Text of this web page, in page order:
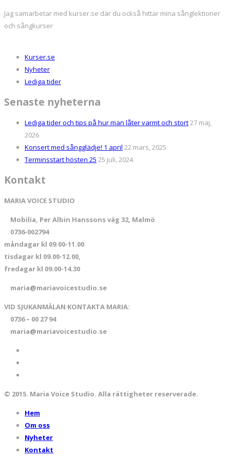
Jag samarbetar med kurser.se där du också hittar mina sånglektioner
och sångkurser
Kurser.se
Nyheter
Lediga tider
Senaste nyheterna
Lediga tider och tips på hur man låter varmt och stort27 maj,
2026
Konsert med sångglädje! 1 april 22 mars, 2025
Terminsstart hösten 25 25 juli, 2024
Kontakt
MARIA VOICE STUDIO
Mobilia, Per Albin Hanssons väg 32, Malmö
0736-002794
måndagar kl 09.00-11.00
tisdagar kl 09.00-12.00,
fredagar kl 09.00-14.30
maria@mariavoicestudio.se
VID SJUKANMÄLAN KONTAKTA MARIA:
0736 – 00 27 94
maria@mariavoicestudio.se
© 2015. Maria Voice Studio. Alla rättigheter reserverade.
Hem
Om oss
Nyheter
Kontakt